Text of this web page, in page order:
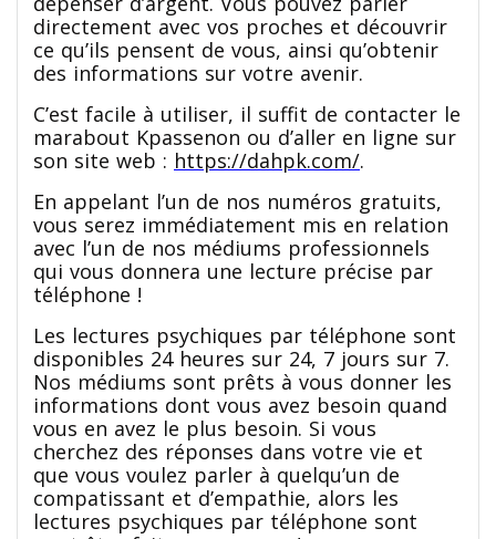
directement avec vos proches et découvrir
ce qu’ils pensent de vous, ainsi qu’obtenir
des informations sur votre avenir.
C’est facile à utiliser, il suffit de contacter le
marabout Kpassenon ou d’aller en ligne sur
son site web : https://dahpk.com/.
En appelant l’un de nos numéros gratuits,
vous serez immédiatement mis en relation
avec l’un de nos médiums professionnels
qui vous donnera une lecture précise par
téléphone !
Les lectures psychiques par téléphone sont
disponibles 24 heures sur 24, 7 jours sur 7.
Nos médiums sont prêts à vous donner les
informations dont vous avez besoin quand
vous en avez le plus besoin. Si vous
cherchez des réponses dans votre vie et
que vous voulez parler à quelqu’un de
compatissant et d’empathie, alors les
lectures psychiques par téléphone sont